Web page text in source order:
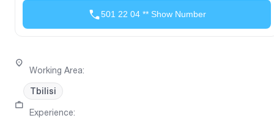
501 22 04 ** Show Number
Working Area:
Tbilisi
Experience: